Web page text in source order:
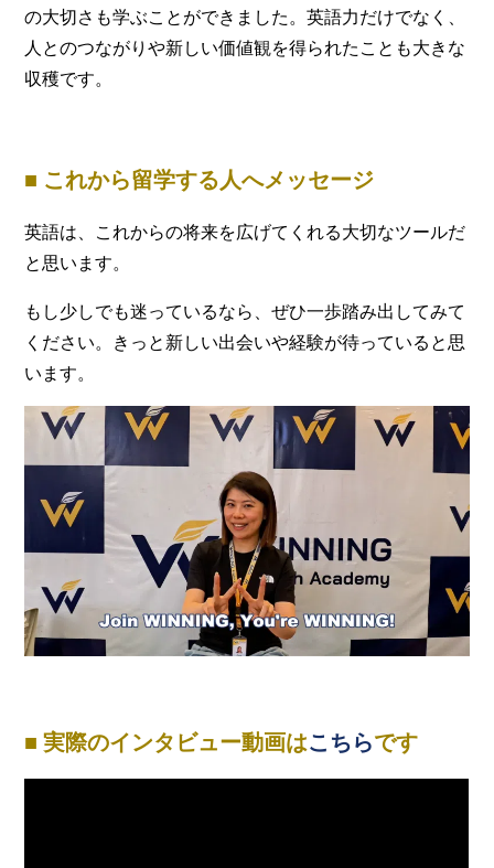
の大切さも学ぶことができました。英語力だけでなく、
人とのつながりや新しい価値観を得られたことも大きな
収穫です。
■ これから留学する人へメッセージ
英語は、これからの将来を広げてくれる大切なツールだ
と思います。
もし少しでも迷っているなら、ぜひ一歩踏み出してみて
ください。きっと新しい出会いや経験が待っていると思
います。
■ 実際のインタビュー動画はこちらです